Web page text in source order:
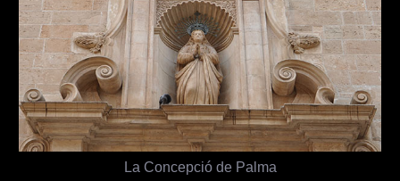
La Concepció de Palma